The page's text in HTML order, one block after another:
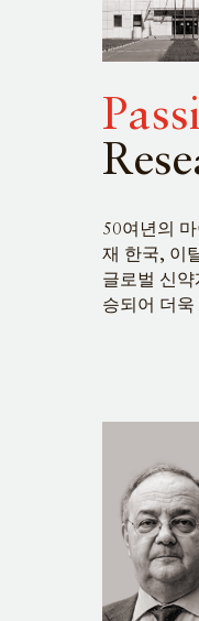
50여년의
재 한국, 이
글로벌 신약
승되어 더